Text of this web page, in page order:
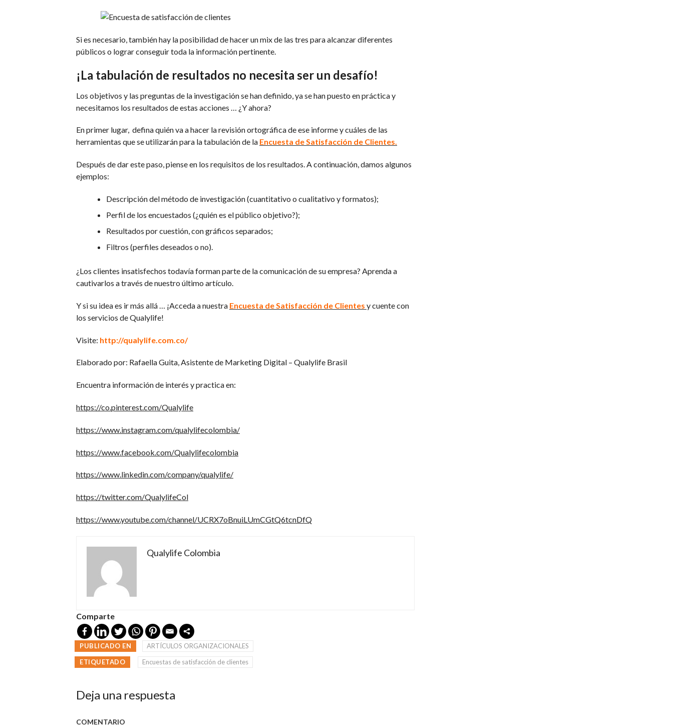
Si es necesario, también hay la posibilidad de hacer un mix de las tres para alcanzar diferentes
públicos o lograr conseguir toda la información pertinente.
¡La tabulación de resultados no necesita ser un desafío!
Los objetivos y las preguntas de la investigación se han definido, ya se han puesto en práctica y
necesitamos los resultados de estas acciones … ¿Y ahora?
En primer lugar, defina quién va a hacer la revisión ortográfica de ese informe y cuáles de las
herramientas que se utilizarán para la tabulación de la Encuesta de Satisfacción de Clientes.
Después de dar este paso, piense en los requisitos de los resultados. A continuación, damos algunos
ejemplos:
Descripción del método de investigación (cuantitativo o cualitativo y formatos);
Perfil de los encuestados (¿quién es el público objetivo?);
Resultados por cuestión, con gráficos separados;
Filtros (perfiles deseados o no).
¿Los clientes insatisfechos todavía forman parte de la comunicación de su empresa? Aprenda a
cautivarlos a través de nuestro último artículo.
Y si su idea es ir más allá … ¡Acceda a nuestra Encuesta de Satisfacción de Clientes y cuente con
los servicios de Qualylife!
Visite: http://qualylife.com.co/
Elaborado por: Rafaella Guita, Asistente de Marketing Digital – Qualylife Brasil
Encuentra información de interés y practica en:
https://co.pinterest.com/Qualylife
https://www.instagram.com/qualylifecolombia/
https://www.facebook.com/Qualylifecolombia
https://www.linkedin.com/company/qualylife/
https://twitter.com/QualylifeCol
https://www.youtube.com/channel/UCRX7oBnuiLUmCGtQ6tcnDfQ
Qualylife Colombia
Comparte
PUBLICADO EN
ARTÍCULOS ORGANIZACIONALES
ETIQUETADO
Encuestas de satisfacción de clientes
Deja una respuesta
COMENTARIO